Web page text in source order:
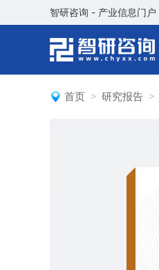
智研咨询 - 产业信息门户
首页 研究报告